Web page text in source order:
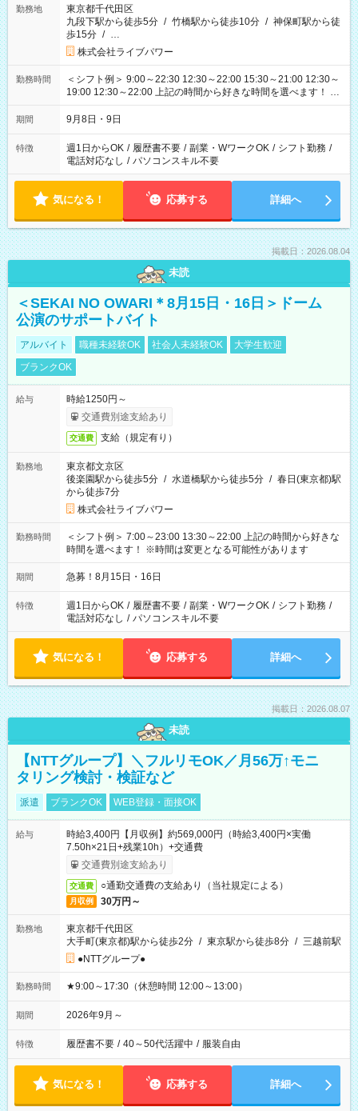
勤務地
東京都千代田区
九段下駅から徒歩5分 / 竹橋駅から徒歩10分 / 神保町駅から徒
歩15分 / …
株式会社ライブパワー
勤務時間
＜シフト例＞ 9:00～22:30 12:30～22:00 15:30～21:00 12:30～
19:00 12:30～22:00 上記の時間から好きな時間を選べます！ ※
時間は変更となる可能性があります
期間 9月8日・9日
特徴 週1日からOK / 履歴書不要 / 副業・WワークOK / シフト勤務 /
電話対応なし / パソコンスキル不要
気になる！ 応募する 詳細へ
掲載日：2026.08.04
未読
＜SEKAI NO OWARI＊8月15日・16日＞ドーム
公演のサポートバイト
アルバイト 職種未経験OK 社会人未経験OK
大学生歓迎
ブランクOK
給与
時給1250円～
交通費別途支給あり
交通費 支給（規定有り）
勤務地
東京都文京区
後楽園駅から徒歩5分 / 水道橋駅から徒歩5分 / 春日(東京都)駅
から徒歩7分
株式会社ライブパワー
勤務時間
＜シフト例＞ 7:00～23:00 13:30～22:00 上記の時間から好きな
時間を選べます！ ※時間は変更となる可能性があります
期間 急募！8月15日・16日
特徴 週1日からOK / 履歴書不要 / 副業・WワークOK / シフト勤務 /
電話対応なし / パソコンスキル不要
気になる！ 応募する 詳細へ
掲載日：2026.08.07
未読
【NTTグループ】＼フルリモOK／月56万↑モニ
タリング検討・検証など
派遣 ブランクOK WEB登録・面接OK
給与
時給3,400円【月収例】約569,000円（時給3,400円×実働
7.50h×21日+残業10h）+交通費
交通費別途支給あり
交通費 ○通勤交通費の支給あり（当社規定による）
月収例 30万円～
勤務地
東京都千代田区
大手町(東京都)駅から徒歩2分 / 東京駅から徒歩8分 / 三越前駅
●NTTグループ●
勤務時間 ★9:00～17:30（休憩時間 12:00～13:00）
期間 2026年9月～
特徴 履歴書不要 / 40～50代活躍中 / 服装自由
気になる！ 応募する 詳細へ